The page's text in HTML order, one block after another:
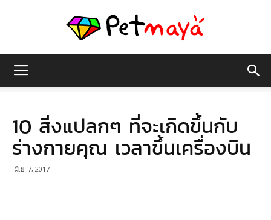
มายา
10 สิ่งแปลกๆ ที่จะเกิดขึ้นกับ
ร่างกายคุณ เวลาขึ้นเครื่องบิน
มิ.ย. 7, 2017